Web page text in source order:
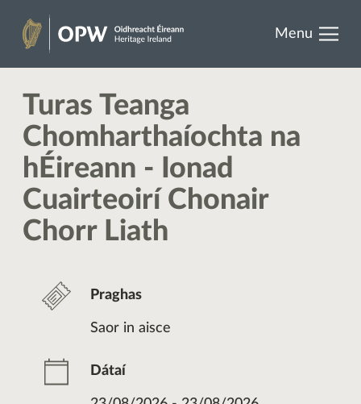
Skip
content
Menu
Turas Teanga
Chomharthaíochta na
hÉireann - Ionad
Cuairteoirí Chonair
Chorr Liath
Praghas
Saor in aisce
Dátaí